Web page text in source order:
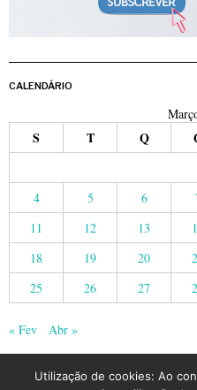
CALENDÁRIO
S T Q
4
5 6
11
12 13
18
19 20
25
26 27
« Fev Abr »
Utilização de cookies: Ao